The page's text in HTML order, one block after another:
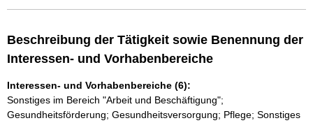
Beschreibung der Tätigkeit sowie Benennung der
Interessen- und Vorhabenbereiche
Interessen- und Vorhabenbereiche (6):
Sonstiges im Bereich "Arbeit und Beschäftigung";
Gesundheitsförderung; Gesundheitsversorgung; Pflege; Sonstiges